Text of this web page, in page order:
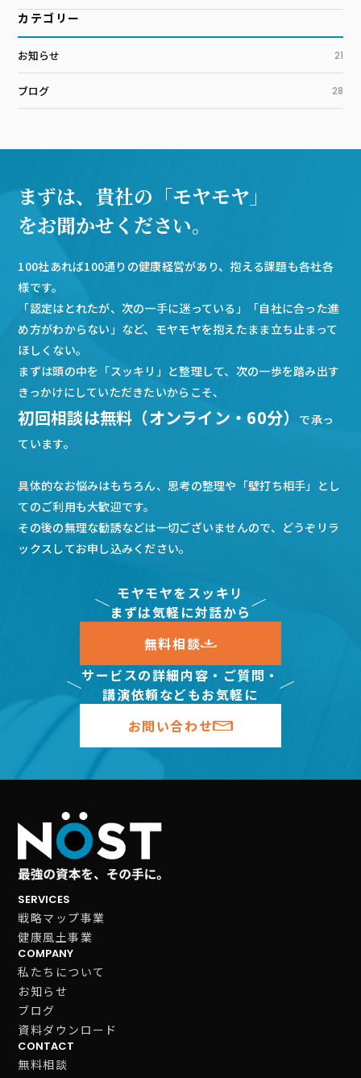
カテゴリー
お知らせ 21
ブログ 28
まずは、貴社の「モヤモヤ」
をお聞かせください。
100社あれば100通りの健康経営があり、抱える課題も各社各
様です。
「認定はとれたが、次の一手に迷っている」「自社に合った進
め方がわからない」など、モヤモヤを抱えたまま立ち止まって
ほしくない。
まずは頭の中を「スッキリ」と整理して、次の一歩を踏み出す
きっかけにしていただきたいからこそ、
初回相談は無料（オンライン・60分）
で承っ
ています。
具体的なお悩みはもちろん、思考の整理や「壁打ち相手」とし
てのご利用も大歓迎です。
その後の無理な勧誘などは一切ございませんので、どうぞリラ
ックスしてお申し込みください。
モヤモヤをスッキリ
まずは気軽に対話から
無料相談
サービスの詳細内容・ご質問・
講演依頼などもお気軽に
お問い合わせ
SERVICES
戦略マップ事業
健康風土事業
COMPANY
私たちについて
お知らせ
ブログ
資料ダウンロード
CONTACT
無料相談